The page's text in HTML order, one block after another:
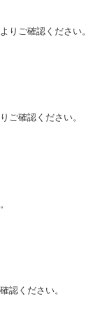
りご確認ください。
ご確認ください。
認ください。